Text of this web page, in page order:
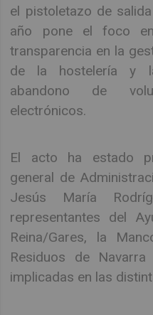
el pistoletazo de
año pone el foco
transparencia en la
de la hostelería y
abandono de
electrónicos.
El acto ha estado
general de
Jesús María
representantes del
Reina/Gares, la
Residuos de
implicadas en las